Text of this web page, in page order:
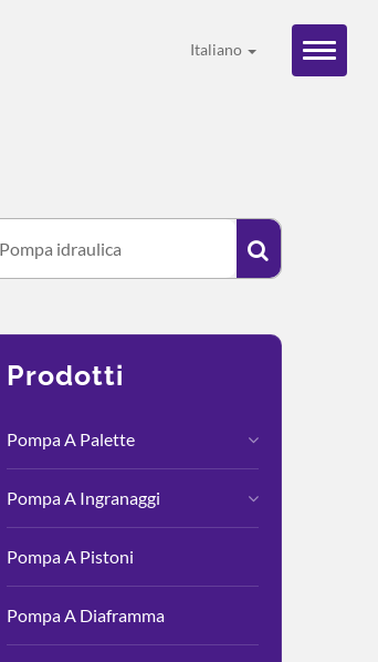
Italiano
Prodotti
Pompa A Palette
Pompa A Ingranaggi
Pompa A Pistoni
Pompa A Diaframma